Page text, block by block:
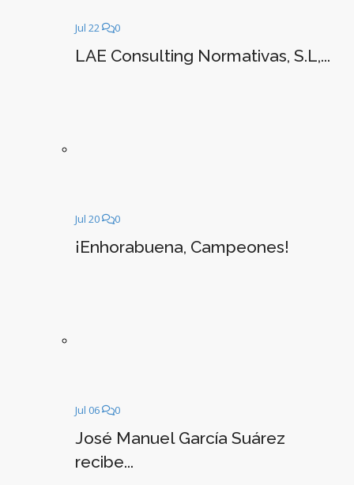
Jul 22 0
LAE Consulting Normativas, S.L,...
Jul 20 0
¡Enhorabuena, Campeones!
Jul 06 0
José Manuel García Suárez
recibe...